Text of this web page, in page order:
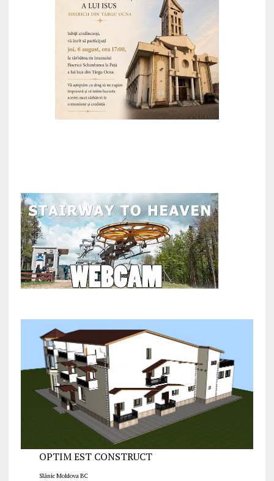
OPTIM EST CONSTRUCT
Slănic Moldova BC